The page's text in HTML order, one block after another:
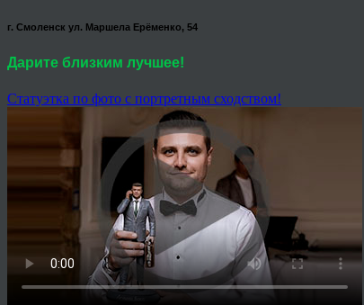
г. Смоленск ул. Маршела Ерёменко, 54
Дарите близким лучшее!
Статуэтка по фото с портретным сходством!